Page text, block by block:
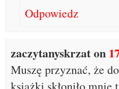
Odpowiedz
zaczytanyskrzaton
Muszę przyznać, że